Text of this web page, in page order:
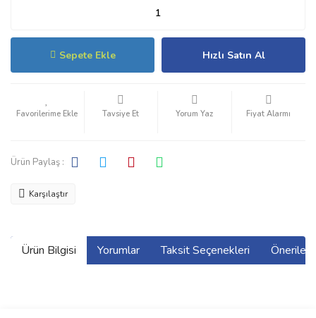
Sepete Ekle Hızlı Satın Al
Tavsiye Et Yorum Yaz Fiyat Alarmı
Ürün Paylaş :
Karşılaştır
Ürün Bilgisi Yorumlar Taksit Seçenekleri